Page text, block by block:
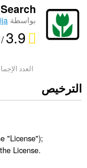
بواسطة
3.9
/ 5
العدد
الترخيص
"License");
License.